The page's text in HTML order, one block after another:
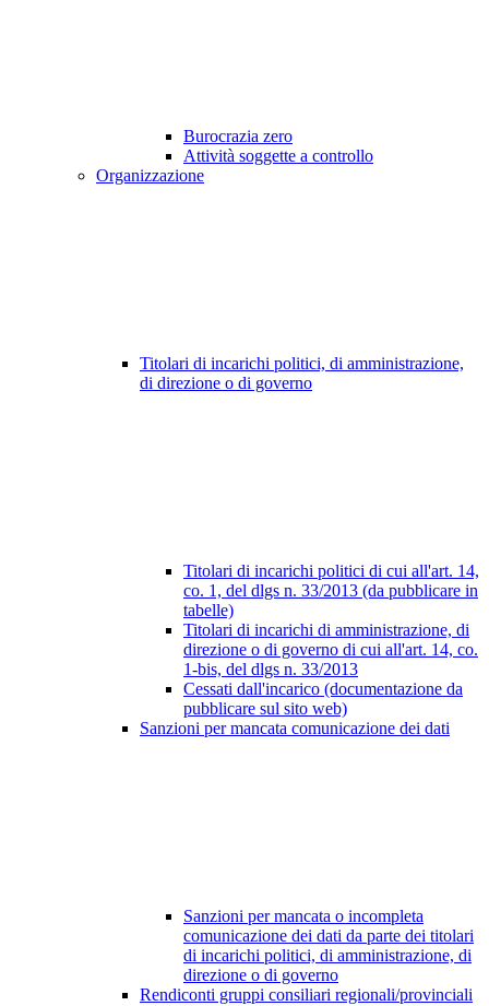
Burocrazia zero
Attività soggette a controllo
Organizzazione
Titolari di incarichi politici, di amministrazione,
di direzione o di governo
Titolari di incarichi politici di cui all'art. 14,
co. 1, del dlgs n. 33/2013 (da pubblicare in
tabelle)
Titolari di incarichi di amministrazione, di
direzione o di governo di cui all'art. 14, co.
1-bis, del dlgs n. 33/2013
Cessati dall'incarico (documentazione da
pubblicare sul sito web)
Sanzioni per mancata comunicazione dei dati
Sanzioni per mancata o incompleta
comunicazione dei dati da parte dei titolari
di incarichi politici, di amministrazione, di
direzione o di governo
Rendiconti gruppi consiliari regionali/provinciali